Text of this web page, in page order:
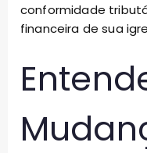
conformidade
financeira de sua